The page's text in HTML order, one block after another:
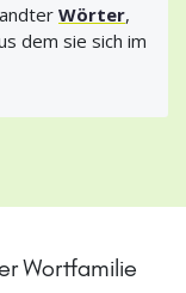
Wörter,
dem sie sich im
Wortfamilie